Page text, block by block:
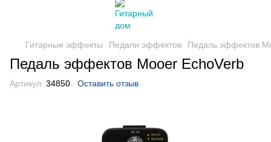
Гитарные эффекты Педали эффектов Педаль эффектов
Педаль эффектов Mooer EchoVerb
Артикул: 34850 Оставить отзыв